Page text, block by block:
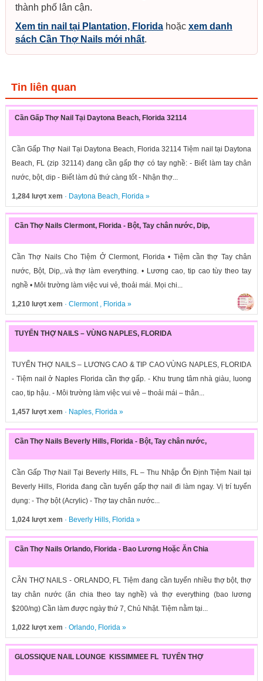
thành phố lân cận.
Xem tin nail tại Plantation, Floridahoặc xem danh
sách Cần Thợ Nails mới nhất.
Tin liên quan
Cần Gấp Thợ Nail Tại Daytona Beach, Florida 32114
Cần Gấp Thợ Nail Tại Daytona Beach, Florida 32114 Tiệm nail tại Daytona
Beach, FL (zip 32114) đang cần gấp thợ có tay nghề: - Biết làm tay chân
nước, bột, dip - Biết làm đủ thứ càng tốt - Nhận thợ...
1,284 lượt xem · Daytona Beach, Florida»
Cần Thợ Nails Clermont, Florida - Bột, Tay chân nước, Dip,
Cần Thợ Nails Cho Tiệm Ở Clermont, Florida • Tiệm cần thợ Tay chân
nước, Bột, Dip,..và thợ làm everything. • Lương cao, tip cao tùy theo tay
nghề • Môi trường làm việc vui vẻ, thoải mái. Mọi chi...
1,210 lượt xem · Clermont , Florida»
TUYỂN THỢ NAILS – VÙNG NAPLES, FLORIDA
TUYỂN THỢ NAILS – LƯƠNG CAO & TIP CAO VÙNG NAPLES, FLORIDA
- Tiệm nail ở Naples Florida cần thợ gấp. - Khu trung tâm nhà giàu, luong
cao, tip hậu. - Môi trường làm việc vui vẻ – thoải mái – thân...
1,457 lượt xem · Naples, Florida»
Cần Thợ Nails Beverly Hills, Florida - Bột, Tay chân nước,
Cần Gấp Thợ Nail Tại Beverly Hills, FL – Thu Nhập Ổn Định Tiệm Nail tại
Beverly Hills, Florida đang cần tuyển gấp thợ nail đi làm ngay. Vị trí tuyển
dụng: - Thợ bột (Acrylic) - Thợ tay chân nước...
1,024 lượt xem · Beverly Hills, Florida»
Cần Thợ Nails Orlando, Florida - Bao Lương Hoặc Ăn Chia
CẦN THỢ NAILS - ORLANDO, FL Tiệm đang cần tuyển nhiều thợ bột, thợ
tay chân nước (ăn chia theo tay nghề) và thợ everything (bao lương
$200/ng) Cần làm được ngày thứ 7, Chủ Nhật. Tiệm nằm tại...
1,022 lượt xem · Orlando, Florida»
GLOSSIQUE NAIL LOUNGE KISSIMMEE FL TUYỂN THỢ